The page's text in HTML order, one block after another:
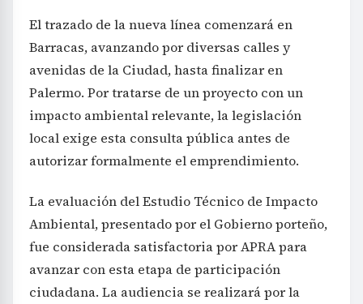
El trazado de la nueva línea comenzará en
Barracas, avanzando por diversas calles y
avenidas de la Ciudad, hasta finalizar en
Palermo. Por tratarse de un proyecto con un
impacto ambiental relevante, la legislación
local exige esta consulta pública antes de
autorizar formalmente el emprendimiento.
La evaluación del Estudio Técnico de Impacto
Ambiental, presentado por el Gobierno porteño,
fue considerada satisfactoria por APRA para
avanzar con esta etapa de participación
ciudadana. La audiencia se realizará por la